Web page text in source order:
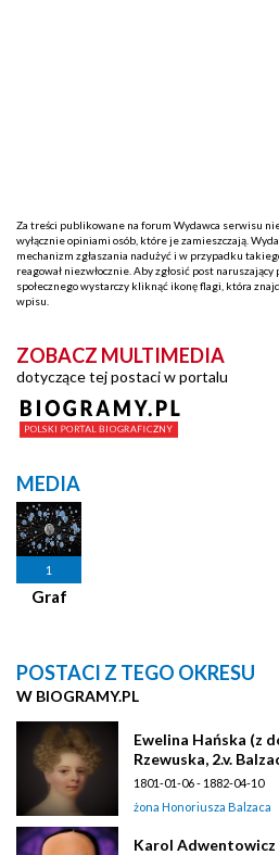
Za treści publikowane na forum Wydawca serwisu
wyłącznie opiniami osób, które je zamieszczają.
mechanizm zgłaszania nadużyć i w przypadku
reagował niezwłocznie. Aby zgłosić post
społecznego wystarczy kliknąć ikonę flagi, która
wpisu.
ZOBACZ MULTIMEDIA
dotyczące tej postaci w portalu
MEDIA
1
Graf
POSTACI Z TEGO OKRESU
W BIOGRAMY.PL
Ewelina Hańska (z
Rzewuska, 2.v.
1801-01-06 - 1882-04-10
żona Honoriusza Balzaca
Karol Adwentowicz